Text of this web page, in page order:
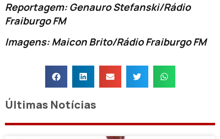
Reportagem: Genauro Stefanski/Rádio
Fraiburgo FM
Imagens: Maicon Brito/Rádio Fraiburgo FM
Últimas Notícias